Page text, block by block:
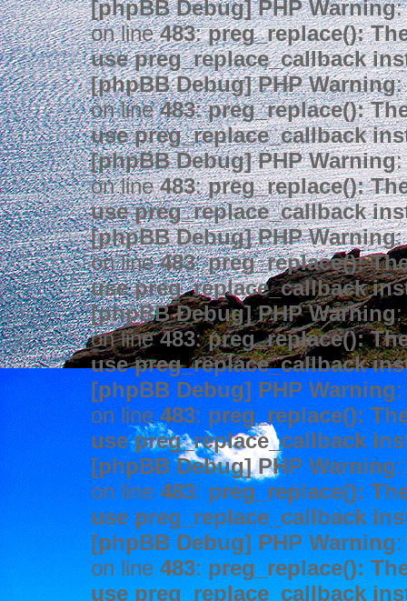
[phpBB Debug] PHP Warning:
on line483:preg_replace():
use preg_replace_callback
[phpBB Debug] PHP Warning:
on line483:preg_replace():
use preg_replace_callback
[phpBB Debug] PHP Warning:
on line483:preg_replace():
use preg_replace_callback
[phpBB Debug] PHP Warning:
on line483:preg_replace():
use preg_replace_callback
[phpBB Debug] PHP Warning:
on line483:preg_replace():
use preg_replace_callback
[phpBB Debug] PHP Warning
on line 483: preg_replace():
use preg_replace_callback
[phpBB Debug] PHP Warning
on line 483: preg_replace():
use preg_replace_callback
[phpBB Debug] PHP Warning
on line 483: preg_replace():
use preg_replace_callback